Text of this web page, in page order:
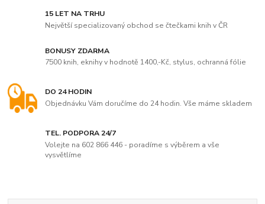
15 LET NA TRHU
Největší specializovaný obchod se čtečkami knih v ČR
BONUSY ZDARMA
7500 knih, eknihy v hodnotě 1400,-Kč, stylus, ochranná fólie
DO 24 HODIN
Objednávku Vám doručíme do 24 hodin. Vše máme skladem
TEL. PODPORA 24/7
Volejte na 602 866 446 - poradíme s výběrem a vše
vysvětlíme